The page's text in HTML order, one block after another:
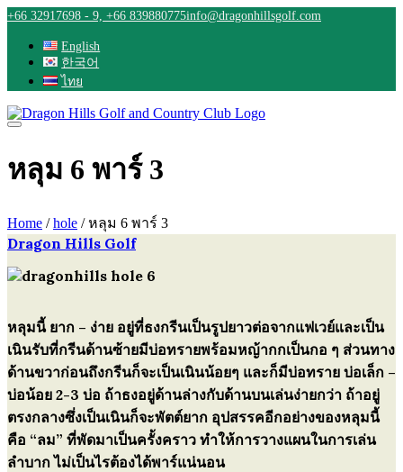
Skip
content
+66 32917698 - 9, +66 839880775info@dragonhillsgolf.com
English
한국어
ไทย
หลุม 6 พาร์ 3
Home / hole / หลุม 6 พาร์ 3
Dragon Hills Golf
แนะแนว
หลุมนี้ ยาก – ง่าย อยู่ที่ธงกรีนเป็นรูปยาวต่อจากแฟเวย์และเป็น
เนินรับที่กรีนด้านซ้ายมีบ่อทรายพร้อมหญ้ากกเป็นกอ ๆ ส่วนทาง
ด้านขวาก่อนถึงกรีนก็จะเป็นเนินน้อยๆ และก็มีบ่อทราย บ่อเล็ก –
บ่อน้อย 2-3 บ่อ ถ้าธงอยู่ด้านล่างกับด้านบนเล่นง่ายกว่า ถ้าอยู่
ตรงกลางซึ่งเป็นเนินก็จะพัตต์ยาก อุปสรรคอีกอย่างของหลุมนี้
คือ “ลม” ที่พัดมาเป็นครั้งคราว ทำให้การวางแผนในการเล่น
ลำบาก ไม่เป็นไรต้องได้พาร์แน่นอน